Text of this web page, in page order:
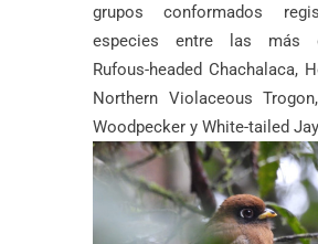
grupos conformados
especies entre las más
Rufous-headed Chachalaca,
Northern Violaceous
Woodpecker y White-tailed